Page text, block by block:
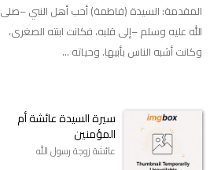
المقدمة: السيدة (فاطمة) أحب أهل النبي –صلى
الله عليه وسلم –إلى قلبه، فكانت ابنته الصغرى،
وكانت أشبه الناس بأبيها. وحياته ...
سيرة السيدة عائشة أم
المؤمنين
عائشة زوجة رسول الله